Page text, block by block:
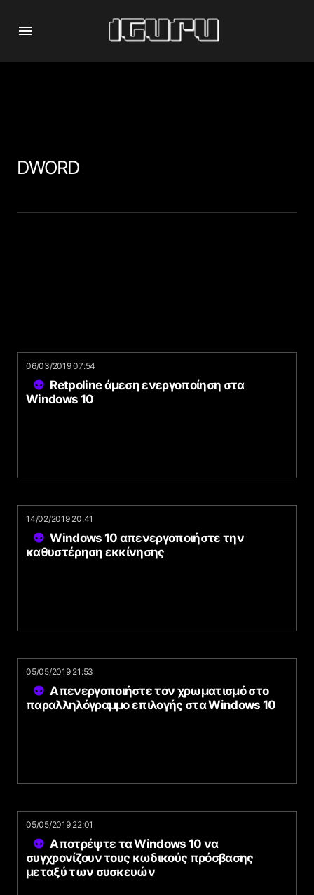
DWORD
06/03/2019 07:54
Retpoline άμεση ενεργοποίηση στα
Windows 10
14/02/2019 20:41
Windows 10 απενεργοποιήστε την
καθυστέρηση εκκίνησης
05/05/2019 21:53
Απενεργοποιήστε τον χρωματισμό στο
παραλληλόγραμμο επιλογής στα Windows 10
05/05/2019 22:01
Αποτρέψτε τα Windows 10 να
συγχρονίζουν τους κωδικούς πρόσβασης
μεταξύ των συσκευών